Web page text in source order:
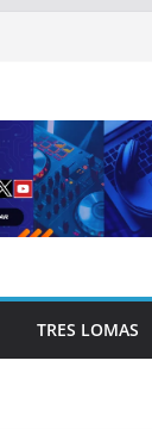
TRES LOMAS